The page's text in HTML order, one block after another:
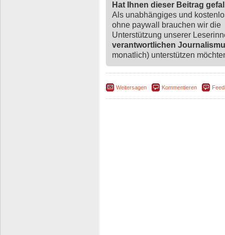
Hat Ihnen dieser Beitrag
Als unabhängiges und
ohne paywall brauchen wir die
Unterstützung unserer
verantwortlichen
monatlich) unterstützen
Weitersagen Kommentieren